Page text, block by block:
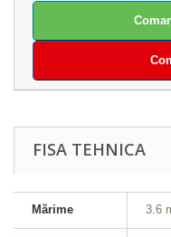
FISA TEHNICA
Mărime 3.6